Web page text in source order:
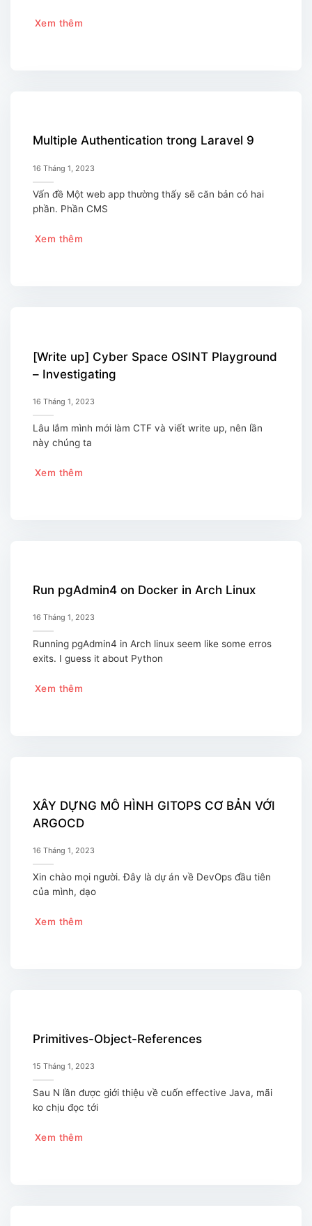
Xem thêm
Multiple Authentication trong Laravel 9
16 Tháng 1, 2023
Vấn đề Một web app thường thấy sẽ căn bản có hai
phần. Phần CMS
Xem thêm
[Write up] Cyber Space OSINT Playground
– Investigating
16 Tháng 1, 2023
Lâu lắm mình mới làm CTF và viết write up, nên lần
này chúng ta
Xem thêm
Run pgAdmin4 on Docker in Arch Linux
16 Tháng 1, 2023
Running pgAdmin4 in Arch linux seem like some erros
exits. I guess it about Python
Xem thêm
XÂY DỰNG MÔ HÌNH GITOPS CƠ BẢN VỚI
ARGOCD
16 Tháng 1, 2023
Xin chào mọi người. Đây là dự án về DevOps đầu tiên
của mình, dạo
Xem thêm
Primitives-Object-References
15 Tháng 1, 2023
Sau N lần được giới thiệu về cuốn effective Java, mãi
ko chịu đọc tới
Xem thêm